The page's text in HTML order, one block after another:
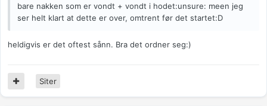
bare nakken som er vondt + vondt i hodet:unsure: meen jeg
ser helt klart at dette er over, omtrent før det startet:D
heldigvis er det oftest sånn. Bra det ordner seg:)
Siter